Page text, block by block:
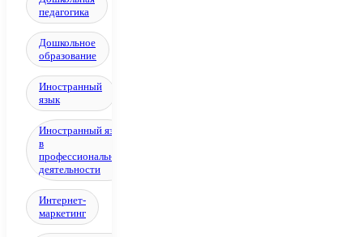
педагогика
Дошкольное
образование
Иностранный
язык
Иностранный язык
в
профессиональной
деятельности
Интернет-
маркетинг